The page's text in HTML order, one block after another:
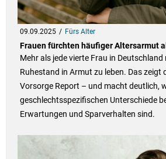
09.09.2025 Fürs Alter
Frauen fürchten häufiger Altersarmut
Mehr als jede vierte Frau in
Ruhestand in Armut zu leben. Das zeigt
Vorsorge Report – und macht deutlich,
geschlechtsspezifischen Unterschiede
Erwartungen und Sparverhalten sind.